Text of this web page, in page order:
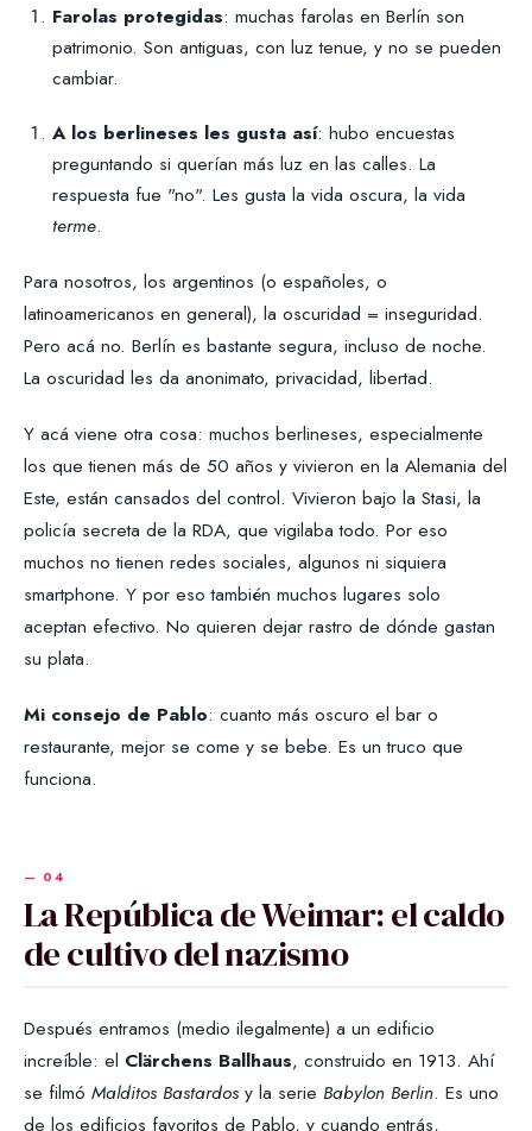
Farolas protegidas: muchas farolas en Berlín son
patrimonio. Son antiguas, con luz tenue, y no se pueden
cambiar.
A los berlineses les gusta así: hubo encuestas
preguntando si querían más luz en las calles. La
respuesta fue "no". Les gusta la vida oscura, la vida
terme.
Para nosotros, los argentinos (o españoles, o
latinoamericanos en general), la oscuridad = inseguridad.
Pero acá no. Berlín es bastante segura, incluso de noche.
La oscuridad les da anonimato, privacidad, libertad.
Y acá viene otra cosa: muchos berlineses, especialmente
los que tienen más de 50 años y vivieron en la Alemania del
Este, están cansados del control. Vivieron bajo la Stasi, la
policía secreta de la RDA, que vigilaba todo. Por eso
muchos no tienen redes sociales, algunos ni siquiera
smartphone. Y por eso también muchos lugares solo
aceptan efectivo. No quieren dejar rastro de dónde gastan
su plata.
Mi consejo de Pablo: cuanto más oscuro el bar o
restaurante, mejor se come y se bebe. Es un truco que
funciona.
La República de Weimar: el caldo
de cultivo del nazismo
Después entramos (medio ilegalmente) a un edificio
increíble: el Clärchens Ballhaus, construido en 1913. Ahí
se filmó Malditos Bastardos y la serie Babylon Berlin. Es uno
de los edificios favoritos de Pablo, y cuando entrás,